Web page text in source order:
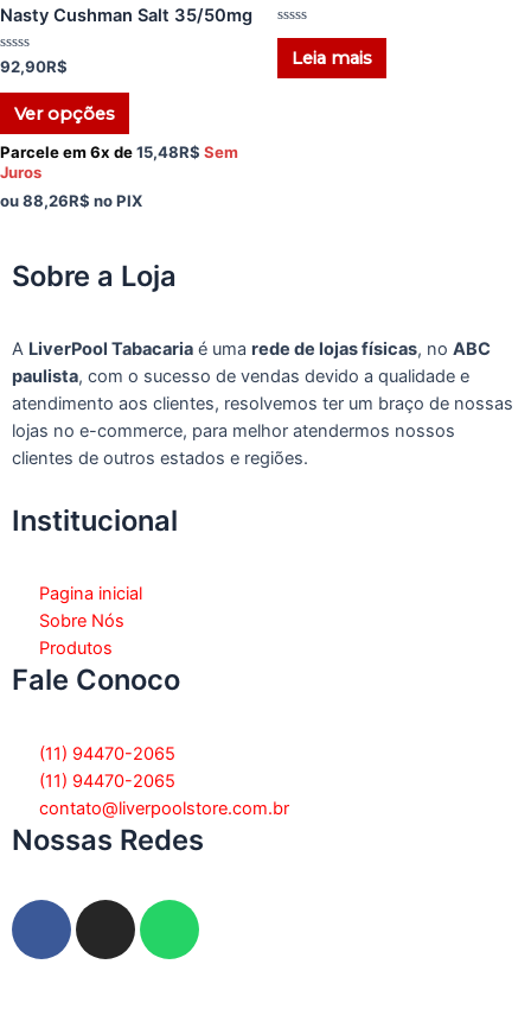
Nasty Cushman Salt 35/50mg
Avaliação
0
de
92,90R$
Ver opções
Parcele em 6x de15,48R$ Sem
Juros
ou88,26R$ no PIX
Avaliação
5
Leia mais
Sobre a Loja
A LiverPool Tabacaria é uma rede de lojas físicas, no ABC
paulista, com o sucesso de vendas devido a qualidade e
atendimento aos clientes, resolvemos ter um braço de nossas
lojas no e-commerce, para melhor atendermos nossos
clientes de outros estados e regiões.
Institucional
Pagina inicial
Sobre Nós
Produtos
Fale Conoco
(11) 94470-2065
(11) 94470-2065
contato@liverpoolstore.com.br
Nossas Redes